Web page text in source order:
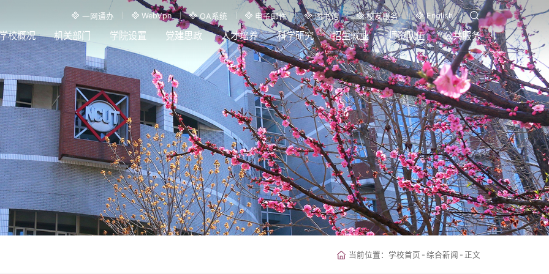
一网通办 WebVpn OA系统 电子邮件 图书馆 校友服务 English
校概况 机关部门 学院设置 党建思政 人才培养 科学研究 招生就业 师资队伍 公共服务
当前位置： 学校首页 - 综合新闻 - 正文